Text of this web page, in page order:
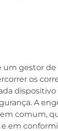
um gestor
os
A
comum,
em